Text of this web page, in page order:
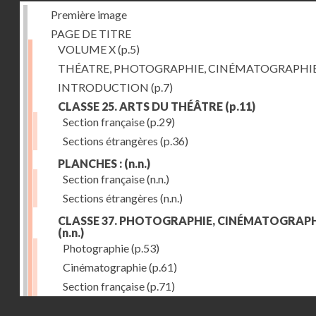
Première image
PAGE DE TITRE
VOLUME X(p.5)
THÉATRE, PHOTOGRAPHIE,
INTRODUCTION (p.7)
CLASSE 25. ARTS DU THÉÂTRE (p.11)
Section française(p.29)
Sections étrangères (p.36)
PLANCHES : (n.n.)
Section française(n.n.)
Sections étrangères (n.n.)
CLASSE 37. PHOTOGRAPHIE,
(n.n.)
Photographie(p.53)
Cinématographie(p.61)
Section française(p.71)